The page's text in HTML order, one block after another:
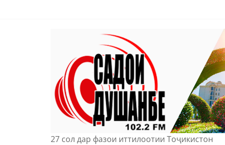
27 сол дар фазои иттилоотии Тоҷикистон